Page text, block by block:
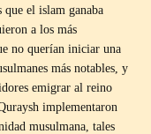
el islam ganaba
a los más
no querían iniciar una
más notables, y
emigrar al reino
implementaron
musulmana, tales